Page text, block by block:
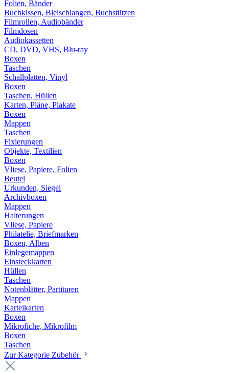
Folien, Bänder
Buchkissen, Bleischlangen, Buchstützen
Filmrollen, Audiobänder
Filmdosen
Audiokassetten
CD, DVD, VHS, Blu-ray
Boxen
Taschen
Schallplatten, Vinyl
Boxen
Taschen, Hüllen
Karten, Pläne, Plakate
Boxen
Mappen
Taschen
Fixierungen
Objekte, Textilien
Boxen
Vliese, Papiere, Folien
Beutel
Urkunden, Siegel
Archivboxen
Mappen
Halterungen
Vliese, Papiere
Philatelie, Briefmarken
Boxen, Alben
Einlegemappen
Einsteckkarten
Hüllen
Taschen
Notenblätter, Partituren
Mappen
Karteikarten
Boxen
Mikrofiche, Mikrofilm
Boxen
Taschen
Zur Kategorie Zubehör